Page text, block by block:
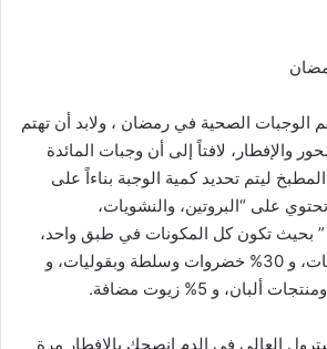
الوجبات الصحية في رمضان ، ولابد أن تهتم
والإفطار، لافتاً إلى أن وجبات المائدة
ليتم تحديد كمية الوجبة بناءاً على
على “البروتين، والنشويات،
بحيث تكون كل المكونات في طبق واحد،
بحيث يكون 40% نشويات، و 30% خضروات وسلطة وبقوليات، و
العالي في الدم انصحك بالإفطار مرة